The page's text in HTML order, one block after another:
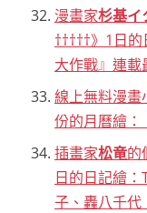
漫畫家杉基イ
†††††》1日
大作戰』連載
線上無料漫畫
份的月曆繪
插畫家松竜的
日的日記繪：
子、轟八千代